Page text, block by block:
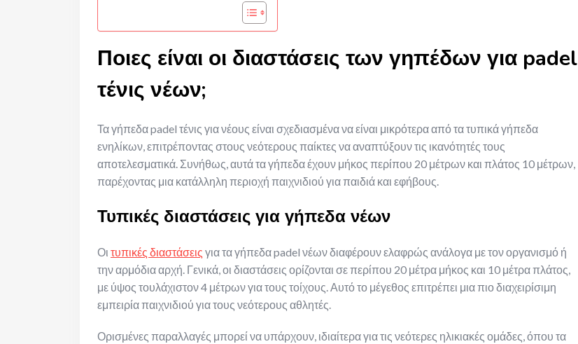
Ποιες είναι οι διαστάσεις των γηπέδων για padel
τένις νέων;
Τα γήπεδα padel τένις για νέους είναι σχεδιασμένα να είναι μικρότερα από τα τυπικά γήπεδα
ενηλίκων, επιτρέποντας στους νεότερους παίκτες να αναπτύξουν τις ικανότητές τους
αποτελεσματικά. Συνήθως, αυτά τα γήπεδα έχουν μήκος περίπου 20 μέτρων και πλάτος 10 μέτρων,
παρέχοντας μια κατάλληλη περιοχή παιχνιδιού για παιδιά και εφήβους.
Τυπικές διαστάσεις για γήπεδα νέων
Οι τυπικές διαστάσεις για τα γήπεδα padel νέων διαφέρουν ελαφρώς ανάλογα με τον οργανισμό ή
την αρμόδια αρχή. Γενικά, οι διαστάσεις ορίζονται σε περίπου 20 μέτρα μήκος και 10 μέτρα πλάτος,
με ύψος τουλάχιστον 4 μέτρων για τους τοίχους. Αυτό το μέγεθος επιτρέπει μια πιο διαχειρίσιμη
εμπειρία παιχνιδιού για τους νεότερους αθλητές.
Ορισμένες παραλλαγές μπορεί να υπάρχουν, ιδιαίτερα για τις νεότερες ηλικιακές ομάδες, όπου τα